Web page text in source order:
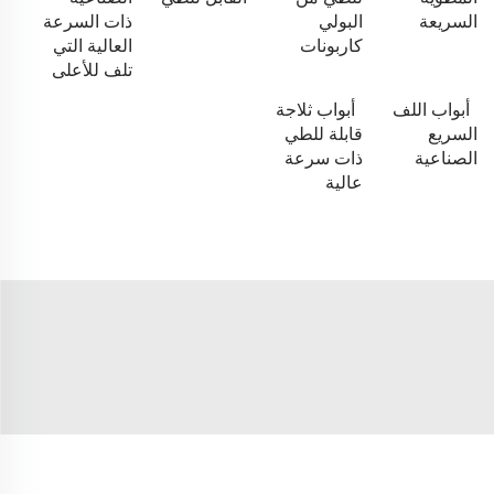
السريعة
البولي
كاربونات
ذات السرعة
العالية التي
تلف للأعلى
أبواب اللف
السريع
الصناعية
أبواب ثلاجة
قابلة للطي
ذات سرعة
عالية